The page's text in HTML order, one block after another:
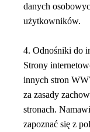
danych
użytkowników.
4. Odnośniki do
Strony
innych stron
za zasady
stronach.
zapoznać się z